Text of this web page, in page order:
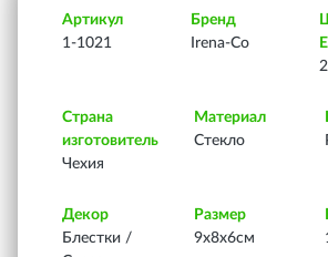
Артикул
1-1021
Бренд
Irena-Co
Страна
изготовитель
Чехия
Материал
Стекло
Декор
Блестки /
Размер
9х8х6см